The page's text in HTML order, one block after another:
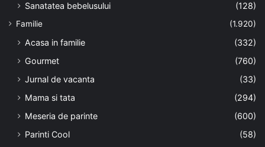
Sanatatea bebelusului
(128)
Familie (1.920)
Acasa in familie
(332)
Gourmet
(760)
Jurnal de vacanta
(33)
Mama si tata
(294)
Meseria de parinte
(600)
Parinti Cool
(58)